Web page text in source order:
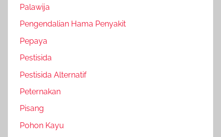
Palawija
Pengendalian Hama Penyakit
Pepaya
Pestisida
Pestisida Alternatif
Peternakan
Pisang
Pohon Kayu